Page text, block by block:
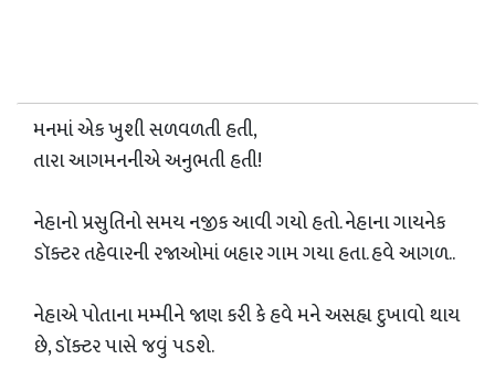
મનમાં એક ખુશી સળવળતી હતી,
તારા આગમનનીએ અનુભતી હતી!
નેહાનો પ્રસુતિનો સમય નજીક આવી ગયો હતો. નેહાના ગાયનેક
ડૉક્ટર તહેવારની રજાઓમાં બહાર ગામ ગયા હતા. હવે આગળ..
નેહાએ પોતાના મમ્મીને જાણ કરી કે હવે મને અસહ્ય દુખાવો થાય
છે, ડૉક્ટર પાસે જવું પડશે.